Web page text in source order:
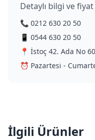
Detaylı bilgi ve
📞 0212 630 20 50
📱 0544 630 20 50
📍 İstoç 42. Ada No
⏰ Pazartesi -
İlgili Ürünler